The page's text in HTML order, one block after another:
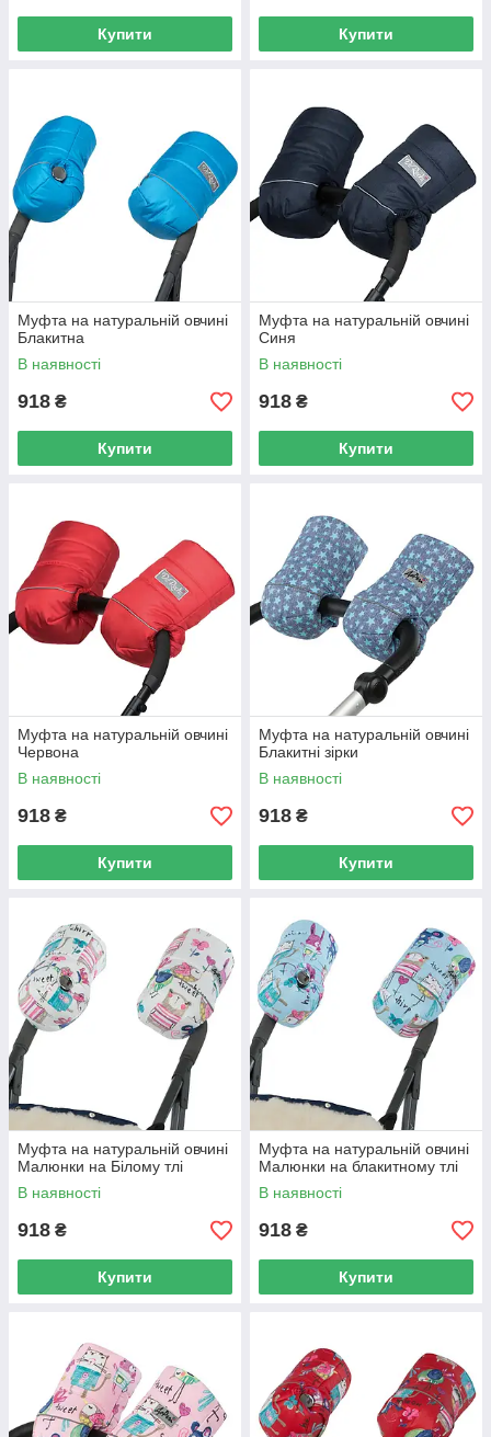
Купити Купити
Муфта на натуральній овчині
Блакитна
В наявності
918 ₴
Купити
Муфта на натуральній овчині
Синя
В наявності
918 ₴
Купити
Муфта на натуральній овчині
Червона
В наявності
918 ₴
Купити
Муфта на натуральній овчині
Блакитні зірки
В наявності
918 ₴
Купити
Муфта на натуральній овчині
Малюнки на Білому тлі
В наявності
918 ₴
Купити
Муфта на натуральній овчині
Малюнки на блакитному тлі
В наявності
918 ₴
Купити